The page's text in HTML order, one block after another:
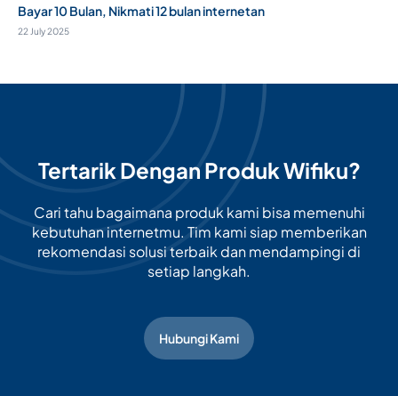
Bayar 10 Bulan, Nikmati 12 bulan internetan
22 July 2025
Tertarik Dengan Produk Wifiku?
Cari tahu bagaimana produk kami bisa memenuhi
kebutuhan internetmu. Tim kami siap memberikan
rekomendasi solusi terbaik dan mendampingi di
setiap langkah.
Hubungi Kami